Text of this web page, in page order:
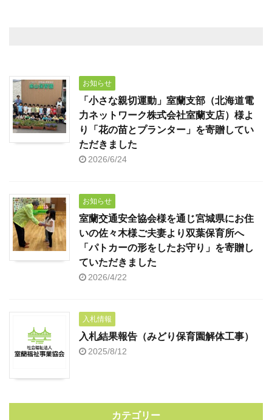
お知らせ
「小さな親切運動」室蘭支部（北海道電
力ネットワーク株式会社室蘭支店）様よ
り「花の苗とプランター」を寄贈してい
ただきました
2026/6/24
お知らせ
室蘭交通安全協会様を通じ宮城県にお住
いの佐々木様ご夫妻より双葉保育所へ
「パトカーの形をしたお守り」を寄贈し
ていただきました
2026/4/22
入札情報
入札結果報告（みどり保育園解体工事）
2025/8/12
カテゴリー